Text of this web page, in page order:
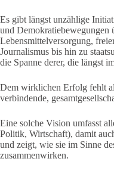
Es gibt längst unzählige
und Demokratiebewegungen
Lebensmittelversorgung,
Journalismus bis hin zu
die Spanne derer, die längst
Dem wirklichen Erfolg fehlt
verbindende,
Eine solche Vision umfasst
Politik, Wirtschaft), damit
und zeigt, wie sie im Sinne
zusammenwirken.